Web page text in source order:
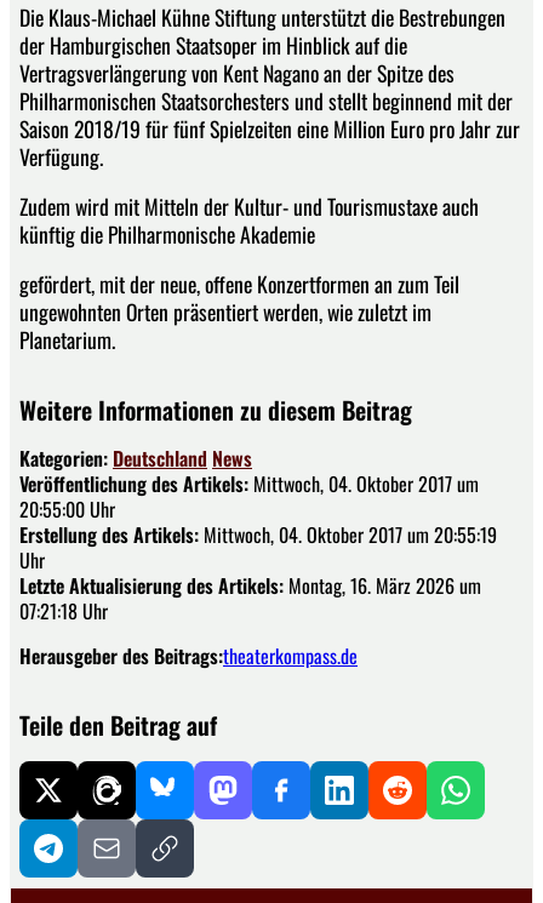
Die Klaus-Michael Kühne Stiftung unterstützt die Bestrebungen
der Hamburgischen Staatsoper im Hinblick auf die
Vertragsverlängerung von Kent Nagano an der Spitze des
Philharmonischen Staatsorchesters und stellt beginnend mit der
Saison 2018/19 für fünf Spielzeiten eine Million Euro pro Jahr zur
Verfügung.
Zudem wird mit Mitteln der Kultur- und Tourismustaxe auch
künftig die Philharmonische Akademie
gefördert, mit der neue, offene Konzertformen an zum Teil
ungewohnten Orten präsentiert werden, wie zuletzt im
Planetarium.
Weitere Informationen zu diesem Beitrag
Kategorien: Deutschland News
Veröffentlichung des Artikels: Mittwoch, 04. Oktober 2017 um
20:55:00 Uhr
Erstellung des Artikels: Mittwoch, 04. Oktober 2017 um 20:55:19
Uhr
Letzte Aktualisierung des Artikels: Montag, 16. März 2026 um
07:21:18 Uhr
Herausgeber des Beitrags:theaterkompass.de
Teile den Beitrag auf